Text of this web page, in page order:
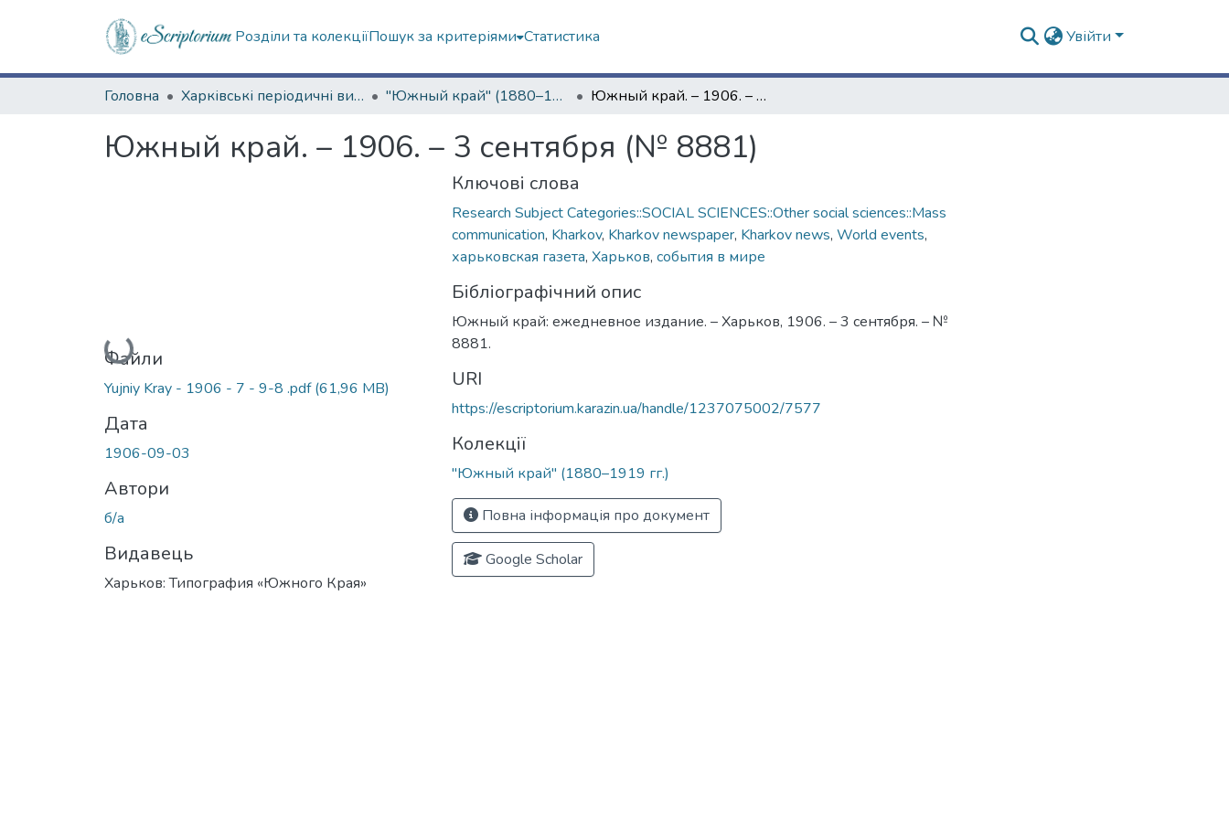
Розділи та колекціїПошук за критеріями Статистика Увійти
Головна Харківські періодичні видання "Южный край" (1880–1919 гг.) Южный край. – 1906. – 3 сентября (№ 8881)
Южный край. – 1906. – 3 сентября (№ 8881)
Вантажиться...
Файли
Yujniy Kray - 1906 - 7 - 9-8 .pdf(61,96 MB)
Дата
1906-09-03
Автори
б/а
Видавець
Харьков: Типография «Южного Края»
Ключові слова
Research Subject Categories::SOCIAL SCIENCES::Other social sciences::Mass
communication, Kharkov, Kharkov newspaper, Kharkov news, World events,
харьковская газета, Харьков, события в мире
Бібліографічний опис
Южный край: ежедневное издание. – Харьков, 1906. – 3 сентября. – №
8881.
URI
https://escriptorium.karazin.ua/handle/1237075002/7577
Колекції
"Южный край" (1880–1919 гг.)
Повна інформація про документ
Google Scholar